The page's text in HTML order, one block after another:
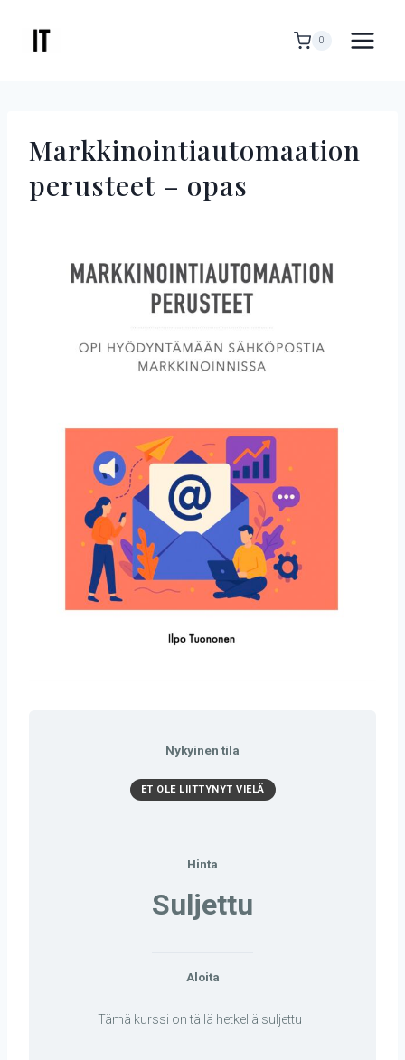
sisältöön
0
Markkinointiautomaation
perusteet – opas
Nykyinen tila
ET OLE LIITTYNYT VIELÄ
Hinta
Suljettu
Aloita
Tämä kurssi on tällä hetkellä suljettu